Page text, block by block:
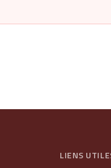
LIENS